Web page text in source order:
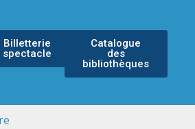
Billetterie
spectacle
Catalogue
des
bibliothèques